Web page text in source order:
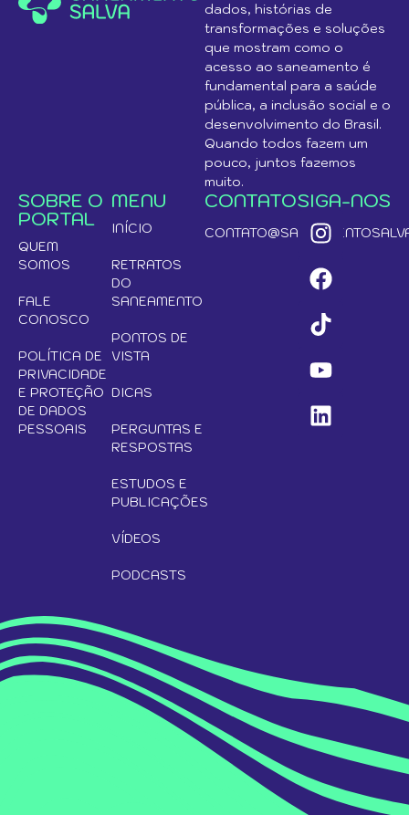
dados, histórias de
transformações e soluções
que mostram como o
acesso ao saneamento é
fundamental para a saúde
pública, a inclusão social e o
desenvolvimento do Brasil.
Quando todos fazem um
pouco, juntos fazemos
muito.
SOBRE O
PORTAL
QUEM
SOMOS
FALE
CONOSCO
POLÍTICA DE
PRIVACIDADE
E PROTEÇÃO
DE DADOS
PESSOAIS
MENU
INÍCIO
RETRATOS
DO
SANEAMENTO
PONTOS DE
VISTA
DICAS
PERGUNTAS E
RESPOSTAS
ESTUDOS E
PUBLICAÇÕES
VÍDEOS
PODCASTS
CONTATOSIGA-NOS